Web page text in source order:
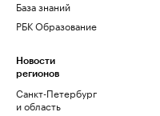
База знаний
РБК Образование
Новости
регионов
Санкт-Петербург
и область